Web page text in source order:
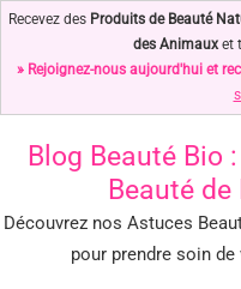
Recevez des Produits de Beauté
des Animauxet
» Rejoignez-nous aujourd'hui et
Blog Beauté Bio
Beauté de
Découvrez nos Astuces
pour prendre soin